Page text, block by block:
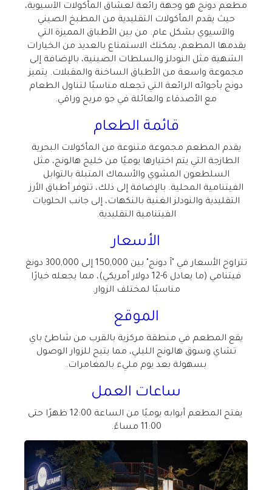
مطعم دونج هو وجهة رائعة لعشاق المأكولات الآسيوية،
حيث يقدم المأكولات التقليدية من المطبخ الصيني
والآسيوي بشكل عام. من بين الأطباق المميزة التي
يقدمها المطعم، يمكنك الاستمتاع بالعديد من الخيارات
الشهية مثل النودلز والسلطات الصينية، بالإضافة إلى
مجموعة واسعة من الأطباق الساخنة والمقبلات. يتميز
دونج بأجوائه الرائعة التي تجعله مناسبًا لتناول الطعام
مع الأصدقاء والعائلة في جو مريح وراقي.
قائمة الطعام
يقدم المطعم مجموعة متنوعة من المأكولات البحرية
الطازجة التي يتم اختيارها يوميًا من خليج هالونج، مثل
السلطعون المشوي والأسماك المتبلة بالتوابل
الفيتنامية المحلية. بالإضافة إلى ذلك، تتوفر أطباق الأرز
التقليدية والنودلز الغنية بالنكهات، إلى جانب الحلويات
الفيتنامية التقليدية.
الأسعار
تتراوح الأسعار في "آ دونج" بين 150,000 إلى 300,000 دونغ
فيتنامي (ما يعادل 6-12 دولار أمريكي)، مما يجعله خيارًا
مناسبًا لمختلف الزوار.
الموقع
يقع المطعم في منطقة مركزية بالقرب من شاطئ باي
تشاي وسوق هالونج الليلي، مما يتيح للزوار الوصول
بسهولة بعد يوم مليء بالمغامرات.
ساعات العمل
يفتح المطعم أبوابه يوميًا من الساعة 12:00 ظهرًا حتى
11:00 مساءً
.